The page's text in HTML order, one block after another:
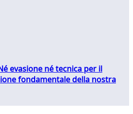
evasione né tecnica per il
fondamentale della nostra